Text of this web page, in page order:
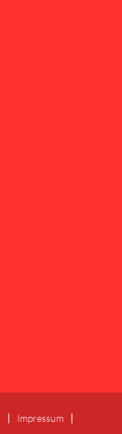
Impressum